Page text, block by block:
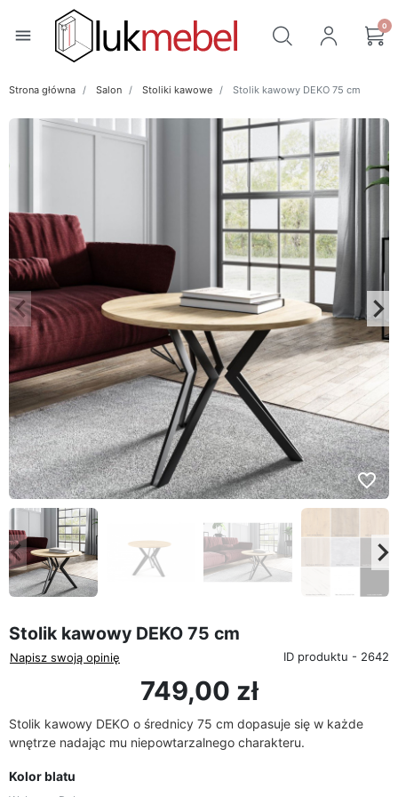
menu 0
Strona główna Salon Stoliki kawowe Stolik kawowy DEKO 75 cm
Poprzedni
keyboard_arrow_left keyboard_arrow_right
favorite_border
Poprzedni
Stolik kawowy DEKO 75 cm
Napisz swoją opinię ID produktu - 2642
749,00 zł
Stolik kawowy DEKO o średnicy 75 cm dopasuje się w każde
wnętrze nadając mu niepowtarzalnego charakteru.
Kolor blatu